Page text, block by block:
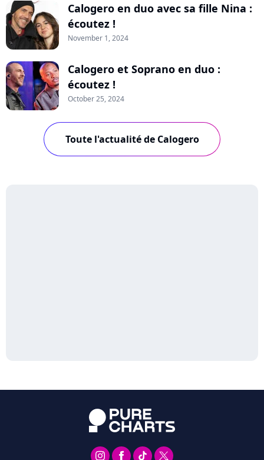
Calogero en duo avec sa fille Nina :
écoutez !
November 1, 2024
Calogero et Soprano en duo :
écoutez !
October 25, 2024
Toute l'actualité de Calogero